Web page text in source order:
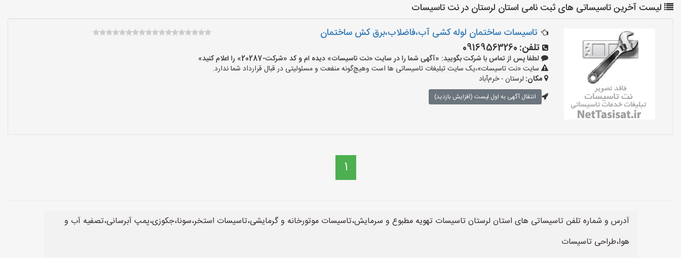
لیست آخرین تاسیساتی های ثبت نامی استان لرستان در نت تاسیسات
تاسیسات ساختمان لوله کشی آب،فاضلاب،برق کش ساختمان
تلفن: 09169563260
لطفا پس از تماس با شرکت بگویید: «آگهی شما را در سایت «نت تاسیسات» دیده ام و کد «شرکت-20287» را اعلام کنید»
سایت «نت تاسیسات»،یک سایت تبلیغات تاسیساتی ها است وهیچ‌گونه منفعت و مسئولیتی در قبال قرارداد شما ندارد.
مکان: لرستان - خرم‌آباد
انتقال آگهی به اول لیست (افزایش بازدید)
1
آدرس و شماره تلفن تاسیساتی های استان لرستان تاسیسات تهویه مطبوع و سرمایش،تاسیسات موتورخانه و گرمایشی،تاسیسات استخر،سونا،جکوزی،پمپ آبرسانی،تصفیه آب و
هوا،طراحی تاسیسات